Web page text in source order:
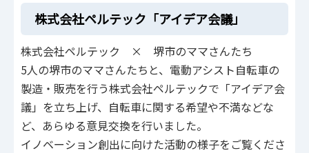
株式会社ペルテック「アイデア会議」
株式会社ペルテック × 堺市のママさんたち
5人の堺市のママさんたちと、電動アシスト自転車の
製造・販売を行う株式会社ペルテックで「アイデア会
議」を立ち上げ、自転車に関する希望や不満などな
ど、あらゆる意見交換を行いました。
イノベーション創出に向けた活動の様子をご覧くださ